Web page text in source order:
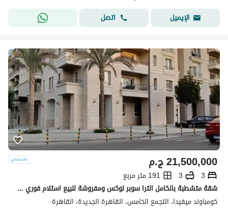
الإيميل
اتصل
ج.م21,500,000
3
3
191 متر مربع
شقة متشطبة بالكامل الترا سوبر لوكس ومفروشة للبيع استلام فوري في كمبوند ميفيدا اعمار التجمع الخامس Mivida Emaar New Cairo
كومباوند ميفيدا، التجمع الخامس، القاهرة الجديدة، القاهرة